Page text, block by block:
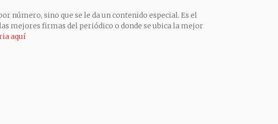
número, sino que se le da un contenido especial. Es el
mejores firmas del periódico o donde se ubica la mejor
aquí